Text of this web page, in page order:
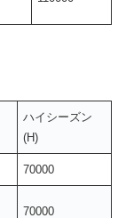
ハイシーズン
(H)
70000
70000